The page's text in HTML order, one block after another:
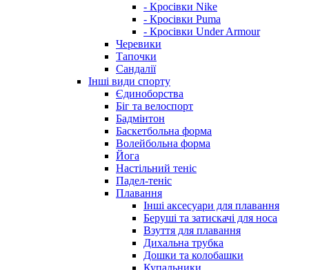
- Кросівки Nike
- Кросівки Puma
- Кросівки Under Armour
Черевики
Тапочки
Сандалії
Інші види спорту
Єдиноборства
Біг та велоспорт
Бадмінтон
Баскетбольна форма
Волейбольна форма
Йога
Настільний теніс
Падел-теніс
Плавання
Інші аксесуари для плавання
Беруші та затискачі для носа
Взуття для плавання
Дихальна трубка
Дошки та колобашки
Купальники